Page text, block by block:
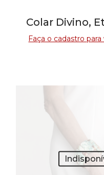
Colar Divino,
Faça o cadastro